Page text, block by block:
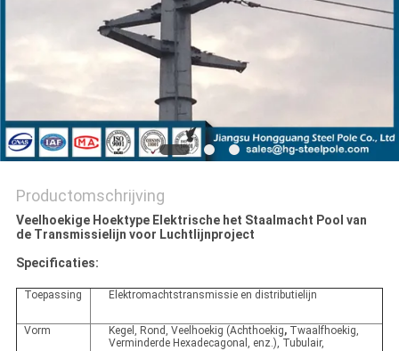
Productomschrijving
Veelhoekige Hoektype Elektrische het Staalmacht Pool van
de Transmissielijn voor Luchtlijnproject
Specificaties:
Toepassing Elektromachtstransmissie en distributielijn
Vorm Kegel, Rond, Veelhoekig (Achthoekig,Twaalfhoekig,
Verminderde Hexadecagonal, enz.), Tubulair,